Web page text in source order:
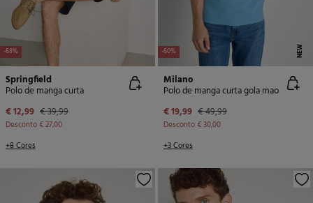
-68%
Springfield
Polo de manga curta
€ 12,99 € 39,99
Desconto€ 27,00
+8 Cores
-60% NEW
Milano
Polo de manga curta gola mao
€ 19,99 € 49,99
Desconto€ 30,00
+3 Cores